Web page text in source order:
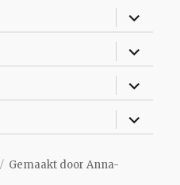
Alles
Alles
Alles
Alles
Gemaakt doorAnna-